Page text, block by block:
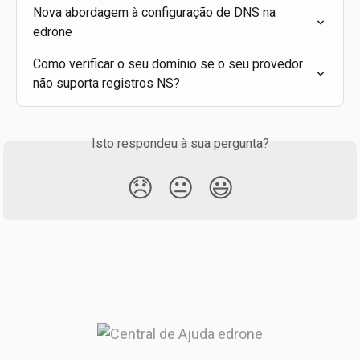
Nova abordagem à configuração de DNS na
edrone
Como verificar o seu domínio se o seu provedor
não suporta registros NS?
Isto respondeu à sua pergunta?
😞 😐 😃